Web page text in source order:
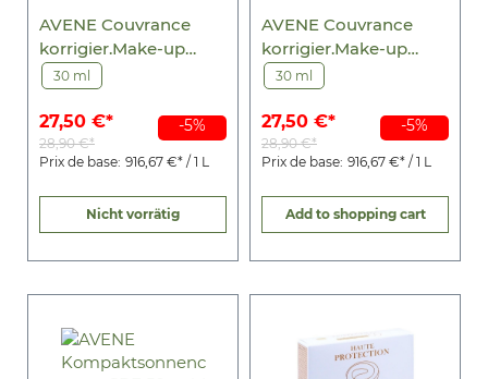
-5%
AVENE Couvrance
korrigier.Make-up
Fluid porzel.1.0
30 ml
27,50 €*
28,90 €*
Prix de base: 916,67 €* / 1 L
Nicht vorrätig
-5%
AVENE Couvrance
korrigier.Make-up
Fluid sand 3.0
30 ml
27,50 €*
28,90 €*
Prix de base: 916,67 €* / 1 L
Add to shopping cart